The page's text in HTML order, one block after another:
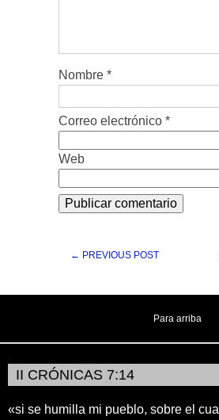
Nombre *
Correo electrónico *
Web
← PREVIOUS POST
Para arriba
II CRÓNICAS 7:14
«si se humilla mi pueblo, sobre el cual